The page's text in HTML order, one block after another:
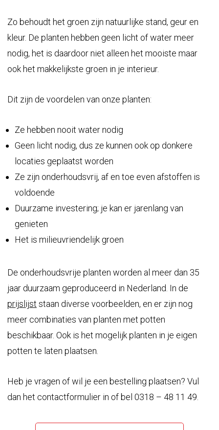
Zo behoudt het groen zijn natuurlijke stand, geur en
kleur. De planten hebben geen licht of water meer
nodig, het is daardoor niet alleen het mooiste maar
ook het makkelijkste groen in je interieur.
Dit zijn de voordelen van onze planten:
Ze hebben nooit water nodig
Geen licht nodig, dus ze kunnen ook op donkere
locaties geplaatst worden
Ze zijn onderhoudsvrij, af en toe even afstoffen is
voldoende
Duurzame investering; je kan er jarenlang van
genieten
Het is milieuvriendelijk groen
De onderhoudsvrije planten worden al meer dan 35
jaar duurzaam geproduceerd in Nederland. In de
prijslijst staan diverse voorbeelden, en er zijn nog
meer combinaties van planten met potten
beschikbaar. Ook is het mogelijk planten in je eigen
potten te laten plaatsen.
Heb je vragen of wil je een bestelling plaatsen? Vul
dan het contactformulier in of bel 0318 – 48 11 49.